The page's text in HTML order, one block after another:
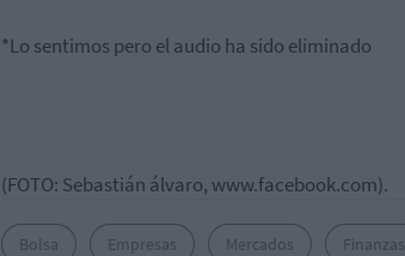
*Lo sentimos pero el audio ha sido eliminado
(FOTO: Sebastián álvaro, www.facebook.com).
Bolsa Empresas Mercados Finanzas